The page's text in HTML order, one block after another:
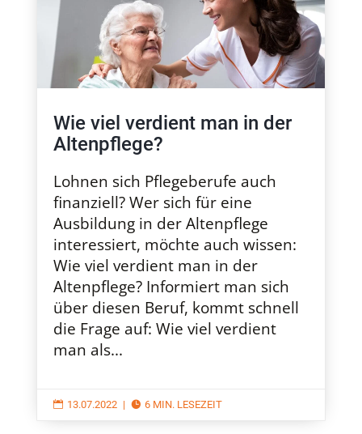
Wie viel verdient man in der
Altenpflege?
Lohnen sich Pflegeberufe auch
finanziell? Wer sich für eine
Ausbildung in der Altenpflege
interessiert, möchte auch wissen:
Wie viel verdient man in der
Altenpflege? Informiert man sich
über diesen Beruf, kommt schnell
die Frage auf: Wie viel verdient
man als...
 13.07.2022 |  6 MIN. LESEZEIT